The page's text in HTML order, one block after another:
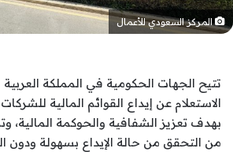
المركز السعودي للأعمال
تتيح الجهات الحكومية في المملكة
الاستعلام عن إيداع القوائم المالية
بهدف تعزيز الشفافية والحوكمة المالية،
من التحقق من حالة الإيداع بسهولة ودون